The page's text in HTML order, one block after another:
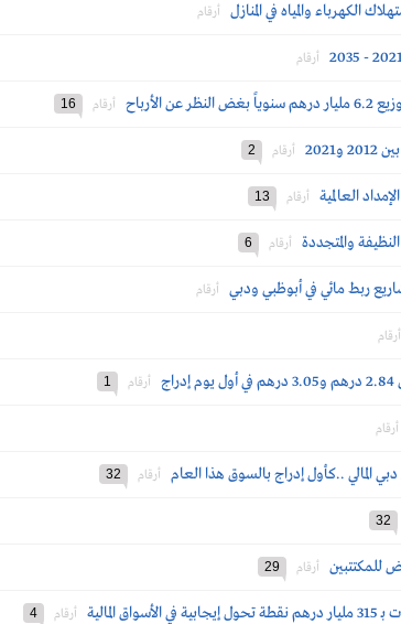
الكهرباء والمياه في المنازل أرقام
أرقام
أرقام 16
أرقام 2
العالمية أرقام 13
والمتجددة أرقام 6
أرقام
أرقام
أرقام 1
أرقام
المالي ..كأول إدراج بالسوق هذا العام أرقام 32
32
للمكتتبين أرقام 29
أرقام 4